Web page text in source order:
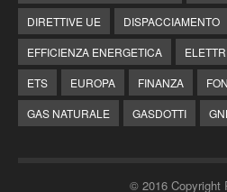
DIRETTIVE UE
DISPACCIAMENTO
EFFICIENZA ENERGETICA
ETS
EUROPA FINANZA
GAS NATURALE
GASDOTTI GNL
© 2016 Copyright